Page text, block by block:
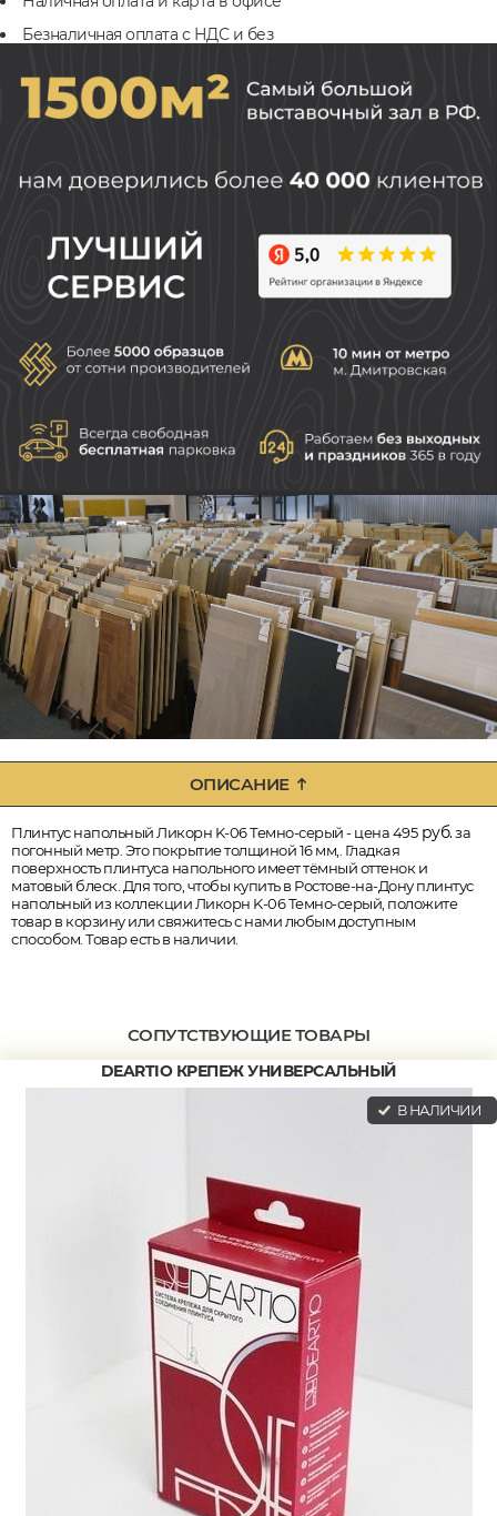
Безналичная оплата с НДС и без
ОПИСАНИЕ
Плинтус напольный Ликорн K-06 Темно-серый - цена 495руб.за
погонный метр. Это покрытие толщиной 16 мм,. Гладкая
поверхность плинтуса напольного имеет тёмный оттенок и
матовый блеск. Для того, чтобы купить в Ростове-на-Дону плинтус
напольный из коллекции Ликорн K-06 Темно-серый, положите
товар в корзину или свяжитесь с нами любым доступным
способом. Товар есть в наличии.
СОПУТСТВУЮЩИЕ ТОВАРЫ
DEARTIO КРЕПЕЖ УНИВЕРСАЛЬНЫЙ
В НАЛИЧИИ